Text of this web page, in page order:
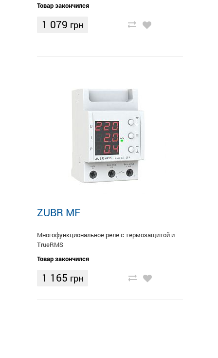
Товар закончился
1 079 грн
ZUBR MF
Многофункциональное реле с термозащитой и
TruеRMS
Товар закончился
1 165 грн